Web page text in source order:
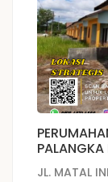
PALANGKA
JL. MATAL